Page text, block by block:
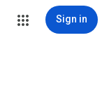
Sign in